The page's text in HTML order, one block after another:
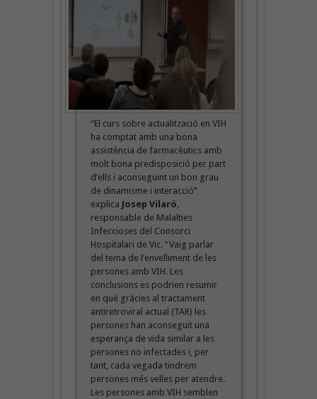
“El curs sobre actualització en VIH
ha comptat amb una bona
assistència de farmacèutics amb
molt bona predisposició per part
d’ells i aconseguint un bon grau
de dinamisme i interacció”
explica Josep Vilaró
responsable de Malalties
Infeccioses del Consorci
Hospitalari de Vic. “Vaig parlar
del tema de l’envelliment de les
persones amb VIH. Les
conclusions es podrien resumir
en què gràcies al tractament
antiretroviral actual (TAR) les
persones han aconseguit una
esperança de vida similar a les
persones no infectades i, per
tant, cada vegada tindrem
persones més velles per atendre.
Les persones amb VIH semblen